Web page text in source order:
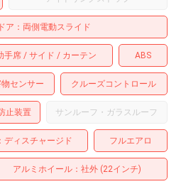
ア 両側電動スライド
手席 サイド カーテン ABS
物センサー クルーズコントロール
止装置 サンルーフ・ガラスルーフ
ディスチャージド フルエアロ
アルミホイール ：社外 (22インチ)